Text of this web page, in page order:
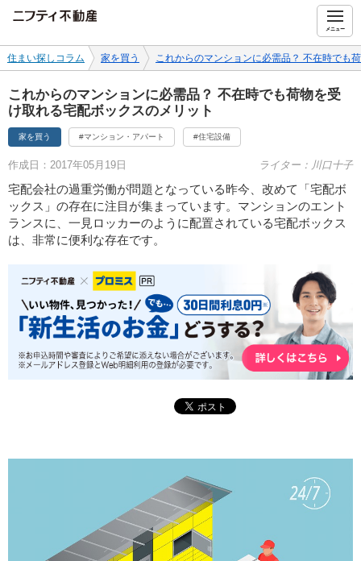
メニュー
住まい探しコラム 家を買う これからのマンションに必需品？ 不在時でも
これからのマンションに必需品？ 不在時でも荷物を受
け取れる宅配ボックスのメリット
家を買う #マンション・アパート #住宅設備
作成日：2017年05月19日 ライター：川口十子
宅配会社の過重労働が問題となっている昨今、改めて「宅配ボ
ックス」の存在に注目が集まっています。マンションのエント
ランスに、一見ロッカーのように配置されている宅配ボックス
は、非常に便利な存在です。